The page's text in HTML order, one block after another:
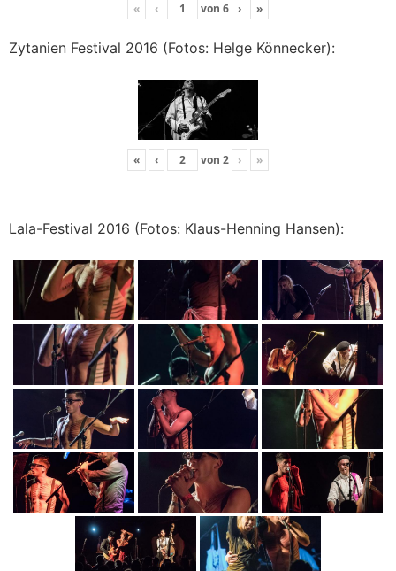
« ‹ von 6 › »
Zytanien Festival 2016 (Fotos: Helge Könnecker):
« ‹ von 2 › »
Lala-Festival 2016 (Fotos: Klaus-Henning Hansen):